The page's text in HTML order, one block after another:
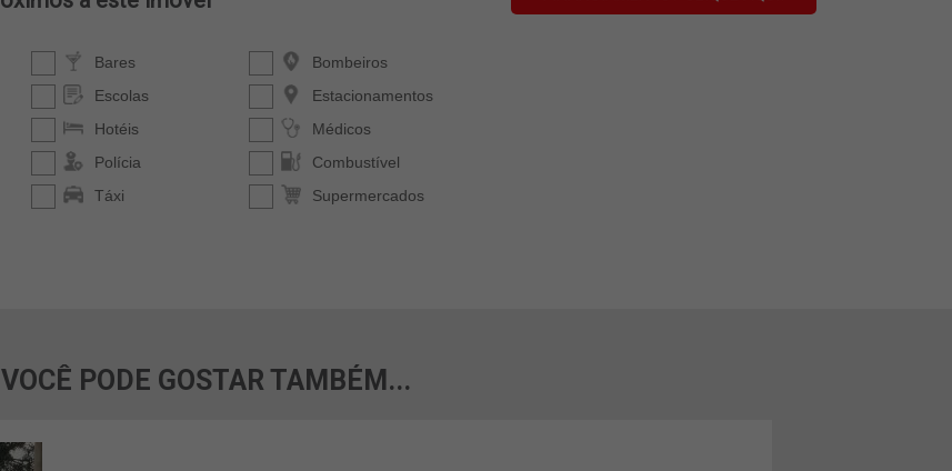
VOCÊ PODE GOSTAR TAMBÉM...